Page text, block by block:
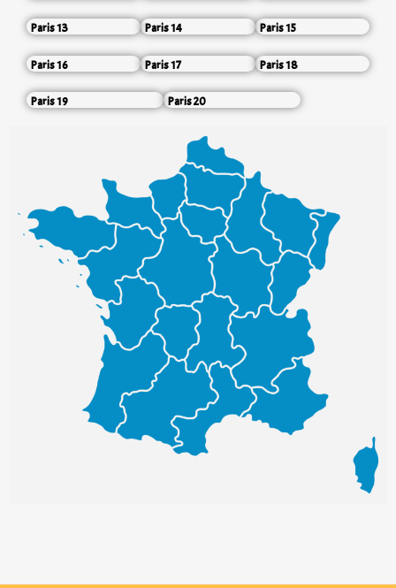
Paris 13 Paris 14 Paris 15
Paris 16 Paris 17 Paris 18
Paris 19 Paris 20